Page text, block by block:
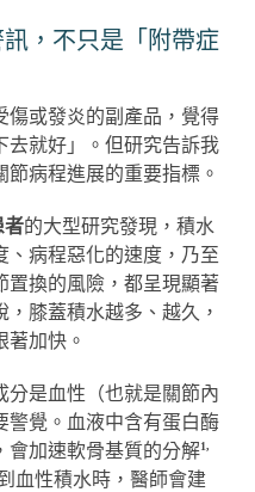
，不只是「附帶症
傷或發炎的副產品，覺得
去就好」。但研究告訴我
病程進展的重要指標。
者的大型研究發現，積水
、病程惡化的速度，乃至
置換的風險，都呈現顯著
膝蓋積水越多、越久，
著加快。
分是血性（也就是關節內
警覺。血液中含有蛋白酶
會加速軟骨基質的分解1,
血性積水時，醫師會建